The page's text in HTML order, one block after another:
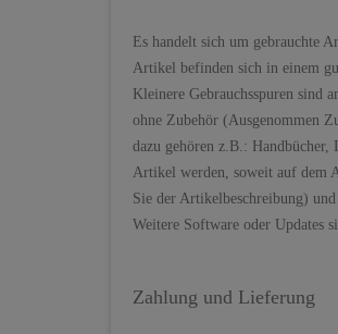
Es handelt sich um gebrauchte
Artikel befinden sich in einem
Kleinere Gebrauchsspuren sind
ohne Zubehör (Ausgenommen
dazu gehören z.B.:
Artikel werden, soweit auf dem
Sie der Artikelbeschreibung)
Weitere Software oder Updates
Zahlung und Lieferung